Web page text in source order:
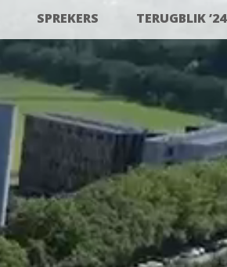
SPREKERS TERUGBLIK ’24